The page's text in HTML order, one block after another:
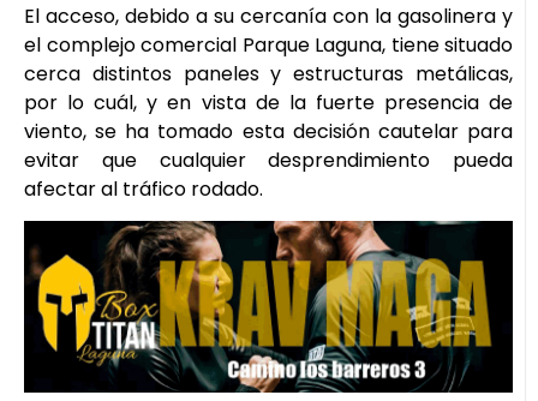
El acceso, debido a su cercanía con la gasolinera y
el complejo comercial Parque Laguna, tiene situado
cerca distintos paneles y estructuras metálicas,
por lo cuál, y en vista de la fuerte presencia de
viento, se ha tomado esta decisión cautelar para
evitar que cualquier desprendimiento pueda
afectar al tráfico rodado.